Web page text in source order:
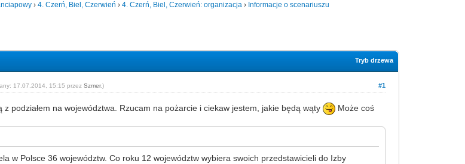
›4. Czerń, Biel, Czerwień ›4. Czerń, Biel, Czerwień: organizacja › Informacje o scenariuszu
Tryb drzewa
#1
17.07.2014, 15:15 przezSzmer.)
z podziałem na województwa. Rzucam na pożarcie i ciekaw jestem, jakie będą wąty
Może coś
w Polsce 36 województw. Co roku 12 województw wybiera swoich przedstawicieli do Izby